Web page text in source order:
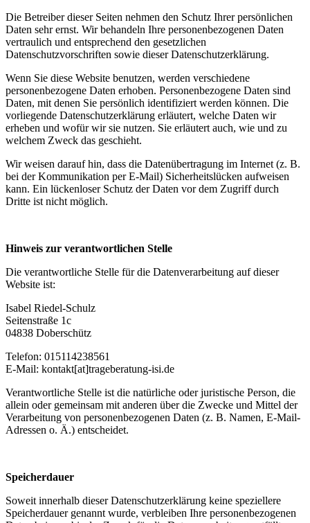
Die Betreiber dieser Seiten nehmen den Schutz Ihrer persönlichen
Daten sehr ernst. Wir behandeln Ihre personenbezogenen Daten
vertraulich und entsprechend den gesetzlichen
Datenschutzvorschriften sowie dieser Datenschutzerklärung.
Wenn Sie diese Website benutzen, werden verschiedene
personenbezogene Daten erhoben. Personenbezogene Daten sind
Daten, mit denen Sie persönlich identifiziert werden können. Die
vorliegende Datenschutzerklärung erläutert, welche Daten wir
erheben und wofür wir sie nutzen. Sie erläutert auch, wie und zu
welchem Zweck das geschieht.
Wir weisen darauf hin, dass die Datenübertragung im Internet (z. B.
bei der Kommunikation per E-Mail) Sicherheitslücken aufweisen
kann. Ein lückenloser Schutz der Daten vor dem Zugriff durch
Dritte ist nicht möglich.
Hinweis zur verantwortlichen Stelle
Die verantwortliche Stelle für die Datenverarbeitung auf dieser
Website ist:
Isabel Riedel-Schulz
Seitenstraße 1c
04838 Doberschütz
Telefon: 015114238561
E-Mail: kontakt[at]trageberatung-isi.de
Verantwortliche Stelle ist die natürliche oder juristische Person, die
allein oder gemeinsam mit anderen über die Zwecke und Mittel der
Verarbeitung von personenbezogenen Daten (z. B. Namen, E-Mail-
Adressen o. Ä.) entscheidet.
Speicherdauer
Soweit innerhalb dieser Datenschutzerklärung keine speziellere
Speicherdauer genannt wurde, verbleiben Ihre personenbezogenen